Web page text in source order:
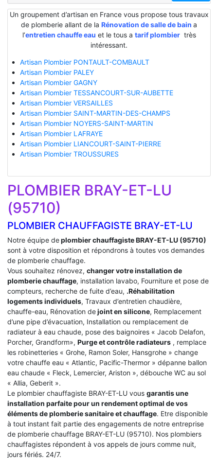
Un groupement d’artisan en France vous propose tous travaux
de plomberie allant de la Rénovation de salle de bain a
l’entretien chauffe eau et le tous a tarif plombiertrès
intéressant.
Artisan Plombier PONTAULT-COMBAULT
Artisan Plombier PALEY
Artisan Plombier GAGNY
Artisan Plombier TESSANCOURT-SUR-AUBETTE
Artisan Plombier VERSAILLES
Artisan Plombier SAINT-MARTIN-DES-CHAMPS
Artisan Plombier NOYERS-SAINT-MARTIN
Artisan Plombier LAFRAYE
Artisan Plombier LIANCOURT-SAINT-PIERRE
Artisan Plombier TROUSSURES
PLOMBIER BRAY-ET-LU
(95710)
PLOMBIER CHAUFFAGISTE BRAY-ET-LU
Notre équipe deplombier chauffagiste BRAY-ET-LU (95710)
sont à votre disposition et répondrons à toutes vos demandes
de plomberie chauffage.
Vous souhaitez rénovez, changer votre installation de
plomberie chauffage, installation lavabo, Fourniture et pose de
compteurs, recherche de fuite d’eau, .Réhabilitation
logements individuels, Travaux d’entretien chaudière,
chauffe-eau, Rénovation dejoint en silicone, Remplacement
d’une pipe d’évacuation, Installation ou remplacement de
radiateur à eau chaude, pose des baignoires « Jacob Delafon,
Porcher, Grandform», Purge et contrôle radiateurs , remplace
les robinetteries « Grohe, Ramon Soler, Hansgrohe » change
votre chauffe eau « Atlantic, Pacific-Thermor » dépanne ballon
eau chaude « Fleck, Lemercier, Ariston », débouche WC au sol
« Allia, Geberit ».
Le plombier chauffagiste BRAY-ET-LU vous garantis une
installation parfaite pour un rendement optimal de vos
éléments de plomberie sanitaire et chauffage. Etre disponible
à tout instant fait partie des engagements de notre entreprise
de plomberie chauffage BRAY-ET-LU (95710). Nos plombiers
chauffagistes répondent à vos appels de jours comme nuit,
jours fériés. 24/7.